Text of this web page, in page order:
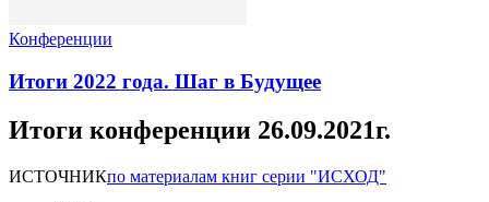
Конференции
Итоги 2022 года. Шаг в Будущее
Итоги конференции 26.09.2021г.
ИСТОЧНИКпо материалам книг серии "ИСХОД"